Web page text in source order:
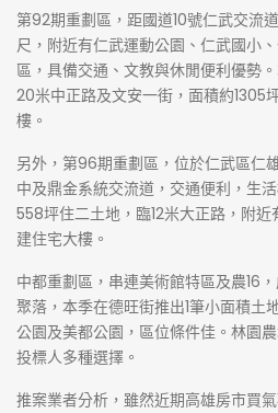
第92期重劃區，距國道10號仁武交流
尺，附近有仁武運動公園、仁武國小
區，具備交通、文教與休閒便利優勢
20米中正路及文安一街，面積約1305
樓。
另外，第96期重劃區，位於仁武區仁
中及鼎金系統交流道，交通便利，生
558坪住二土地，臨12米大正路，附
建住宅大樓。
中都重劃區，串連美術館特區及農16
聚落，本季在德旺街推出1筆小面積土
公園及美都公園，區位條件佳。林園
投標人多種選擇。
推案業者分析，雖然近期高雄房市買